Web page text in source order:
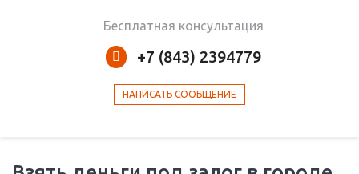
Бесплатная консультация
+7 (843) 2394779
НАПИСАТЬ СООБЩЕНИЕ